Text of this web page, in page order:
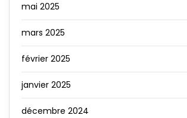
mai 2025
mars 2025
février 2025
janvier 2025
décembre 2024